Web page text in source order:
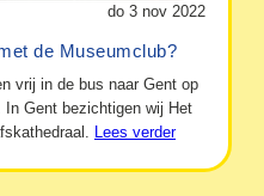
do 3 nov 2022
de Museumclub?
vrij in de bus naar Gent op
In Gent bezichtigen wij Het
Lees verder